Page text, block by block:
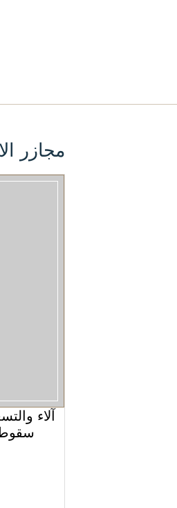
مجازر
آلاء
سقوط